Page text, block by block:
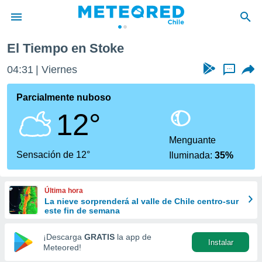
de
por
se
calidad.
a este
las
y
forma
digital
basada
El Tiempo en Stoke
04:31 Viernes ...
Parcialmente nuboso
12°
Sensación de 12°
Menguante
Iluminada:35%
Última hora
La nieve sorprenderá al valle de Chile centro-sur
este fin de semana
¡Descarga GRATIS la app de
Meteored!
Instalar